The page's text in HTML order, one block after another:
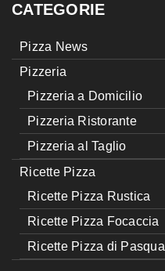
CATEGORIE
Pizza News
Pizzeria
Pizzeria a Domicilio
Pizzeria Ristorante
Pizzeria al Taglio
Ricette Pizza
Ricette Pizza Rustica
Ricette Pizza Focaccia
Ricette Pizza di Pasqua